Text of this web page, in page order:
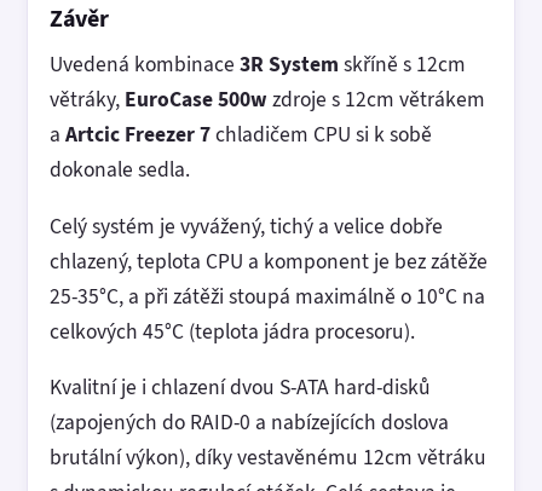
Závěr
Uvedená kombinace 3R System skříně s 12cm
větráky, EuroCase 500w zdroje s 12cm větrákem
a Artcic Freezer 7chladičem CPU si k sobě
dokonale sedla.
Celý systém je vyvážený, tichý a velice dobře
chlazený, teplota CPU a komponent je bez zátěže
25-35°C, a při zátěži stoupá maximálně o 10°C na
celkových 45°C (teplota jádra procesoru).
Kvalitní je i chlazení dvou S-ATA hard-disků
(zapojených do RAID-0 a nabízejících doslova
brutální výkon), díky vestavěnému 12cm větráku